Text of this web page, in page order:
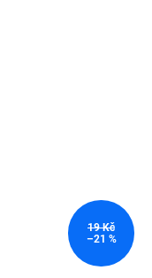
19 Kč
–21 %